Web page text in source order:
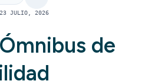
23 JULIO, 2026
de